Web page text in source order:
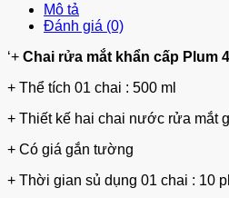
Mô tả
Đánh giá (0)
‘+ Chai rửa mắt khẩn cấp Plum
+ Thể tích 01 chai : 500 ml
+ Thiết kế hai chai nước rửa mắt
+ Có giá gắn tường
+ Thời gian sủ dụng 01 chai : 10